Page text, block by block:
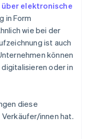
elektronische
in Form
wie bei der
ist auch
können
oder in
diese
innen hat.